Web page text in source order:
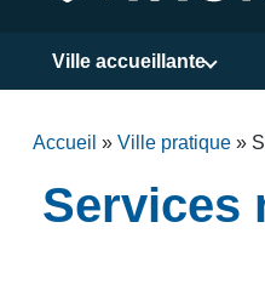
Ville accueillante
Accueil » Ville pratique »
Services